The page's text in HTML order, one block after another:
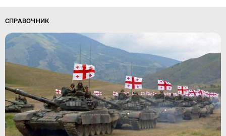
СПРАВОЧНИК